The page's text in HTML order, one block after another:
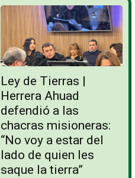
Ley de Tierras |
Herrera Ahuad
defendió a las
chacras misioneras:
“No voy a estar del
lado de quien les
saque la tierra”